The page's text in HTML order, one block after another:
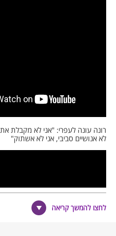
רונה עונה לעפרי: "אני לא מקבלת
לא אנושיים סביבי, אני לא אשתוק"
לחצו להמשך קריאה